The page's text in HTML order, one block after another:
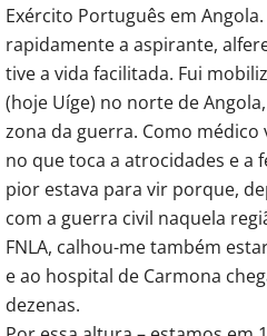
Exército Português em
rapidamente a aspirante,
tive a vida facilitada. Fui
(hoje Uíge) no norte de
zona da guerra. Como médico
no que toca a atrocidades e a
pior estava para vir porque,
com a guerra civil naquela
FNLA, calhou-me também
e ao hospital de Carmona
dezenas.